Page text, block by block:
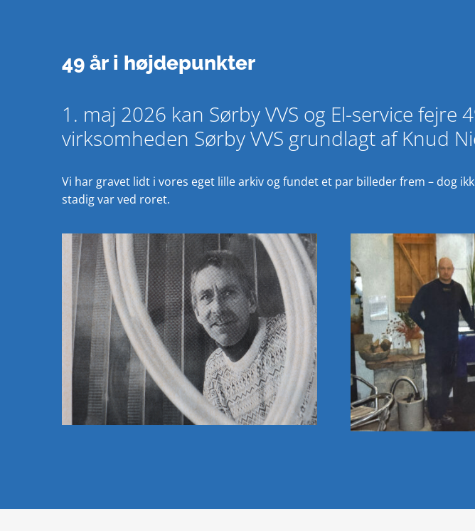
49 år i højdepunkter
1. maj 2026 kan Sørby VVS og El-service
virksomheden Sørby VVS grundlagt af Knud
Vi har gravet lidt i vores eget lille arkiv og fundet et par billeder frem – dog
stadig var ved roret.